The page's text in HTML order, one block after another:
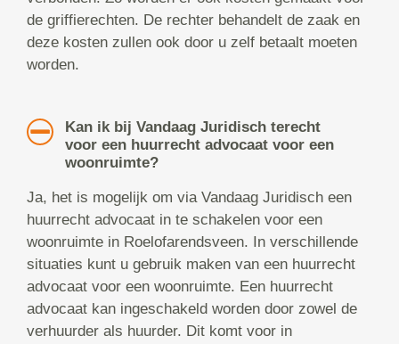
de griffierechten. De rechter behandelt de zaak en
deze kosten zullen ook door u zelf betaalt moeten
worden.
Kan ik bij Vandaag Juridisch terecht
voor een huurrecht advocaat voor een
woonruimte?
Ja, het is mogelijk om via Vandaag Juridisch een
huurrecht advocaat in te schakelen voor een
woonruimte in Roelofarendsveen. In verschillende
situaties kunt u gebruik maken van een huurrecht
advocaat voor een woonruimte. Een huurrecht
advocaat kan ingeschakeld worden door zowel de
verhuurder als huurder. Dit komt voor in